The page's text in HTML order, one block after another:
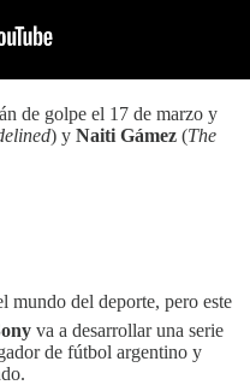
de golpe el 17 de marzo y
) y Naiti Gámez (The
mundo del deporte, pero este
va a desarrollar una serie
de fútbol argentino y